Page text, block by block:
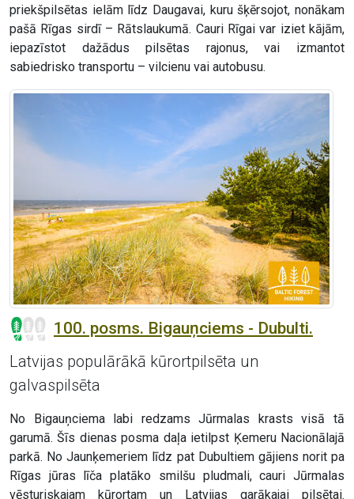
priekšpilsētas ielām līdz Daugavai, kuru šķērsojot, nonākam
pašā Rīgas sirdī – Rātslaukumā. Cauri Rīgai var iziet kājām,
iepazīstot dažādus pilsētas rajonus, vai izmantot
sabiedrisko transportu – vilcienu vai autobusu.
100. posms. Bigauņciems - Dubulti.
Latvijas populārākā kūrortpilsēta un
galvaspilsēta
No Bigauņciema labi redzams Jūrmalas krasts visā tā
garumā. Šīs dienas posma daļa ietilpst Ķemeru Nacionālajā
parkā. No Jaunķemeriem līdz pat Dubultiem gājiens norit pa
Rīgas jūras līča platāko smilšu pludmali, cauri Jūrmalas
vēsturiskajam kūrortam un Latvijas garākajai pilsētai.